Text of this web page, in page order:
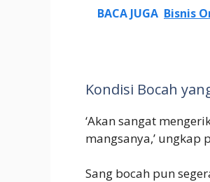
BACA JUGA Bisnis
Kondisi Bocah
‘Akan sangat
mangsanya,’ ungkap
Sang bocah pun